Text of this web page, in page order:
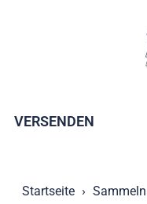
VERSENDEN
Startseite Sammeln